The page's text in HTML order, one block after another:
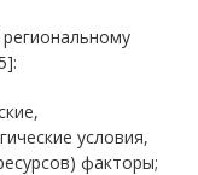
условия,
факторы;